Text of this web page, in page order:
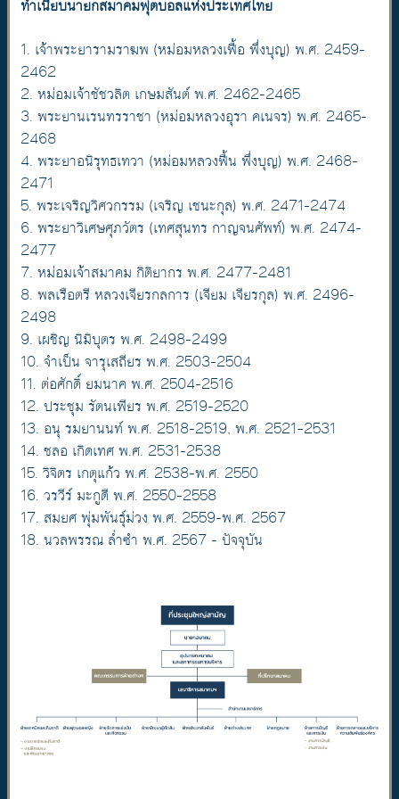
ทำเนียบนายกสมาคมฟุตบอลแห่งประเทศไทย
1. เจ้าพระยารามราฆพ (หม่อมหลวงเฟื้อ พึ่งบุญ) พ.ศ. 2459-
2462
2. หม่อมเจ้าชัชวลิต เกษมสันต์ พ.ศ. 2462-2465
3. พระยานเรนทรราชา (หม่อมหลวงอุรา คเนจร) พ.ศ. 2465-
2468
4. พระยาอนิรุทธเทวา (หม่อมหลวงฟื้น พึ่งบุญ) พ.ศ. 2468-
2471
5. พระเจริญวิศวกรรม (เจริญ เชนะกุล) พ.ศ. 2471-2474
6. พระยาวิเศษศุภวัตร (เทศสุนทร กาญจนศัพท์) พ.ศ. 2474-
2477
7. หม่อมเจ้าสมาคม กิติยากร พ.ศ. 2477-2481
8. พลเรือตรี หลวงเจียรกลการ (เจียม เจียรกุล) พ.ศ. 2496-
2498
9. เผชิญ นิมิบุตร พ.ศ. 2498-2499
10. จำเป็น จารุเสถียร พ.ศ. 2503-2504
11. ต่อศักดิ์ ยมนาค พ.ศ. 2504-2516
12. ประชุม รัตนเพียร พ.ศ. 2519-2520
13. อนุ รมยานนท์ พ.ศ. 2518-2519, พ.ศ. 2521–2531
14. ชลอ เกิดเทศ พ.ศ. 2531-2538
15. วิจิตร เกตุแก้ว พ.ศ. 2538-พ.ศ. 2550
16. วรวีร์ มะกูดี พ.ศ. 2550-2558
17. สมยศ พุ่มพันธุ์ม่วง พ.ศ. 2559-พ.ศ. 2567
18. นวลพรรณ ล่ำซำ พ.ศ. 2567 - ปัจจุบัน